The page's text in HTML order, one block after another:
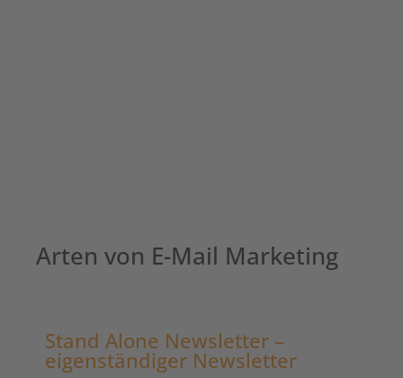
Arten von E-Mail Marketing
Stand Alone Newsletter –
eigenständiger Newsletter